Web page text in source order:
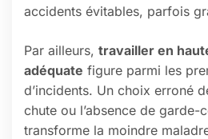
accidents évitables, parfois
Par ailleurs, travailler en
adéquate figure parmi les
d’incidents. Un choix erroné
chute ou l’absence de garde-
transforme la moindre